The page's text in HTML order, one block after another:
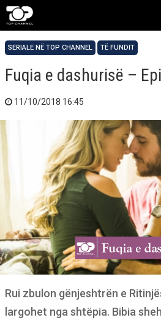
SERIALE NË TOP CHANNEL TË FUNDIT
Fuqia e dashurisë –
11/10/2018 16:45
Rui zbulon gënjeshtrën e
largohet nga shtëpia. Bibia